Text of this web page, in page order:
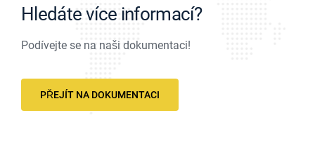
Hledáte více informací?
Podívejte se na naši dokumentaci!
PŘEJÍT NA DOKUMENTACI